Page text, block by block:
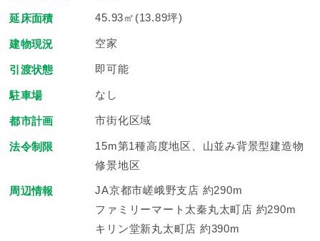
延床面積 45.93㎡(13.89坪)
建物現況 空家
引渡状態 即可能
駐車場 なし
都市計画 市街化区域
法令制限
15m第1種高度地区、山並み背景型建造物
修景地区
周辺情報
JA京都市嵯峨野支店 約290m
ファミリーマート太秦丸太町店 約290m
キリン堂新丸太町店 約390m